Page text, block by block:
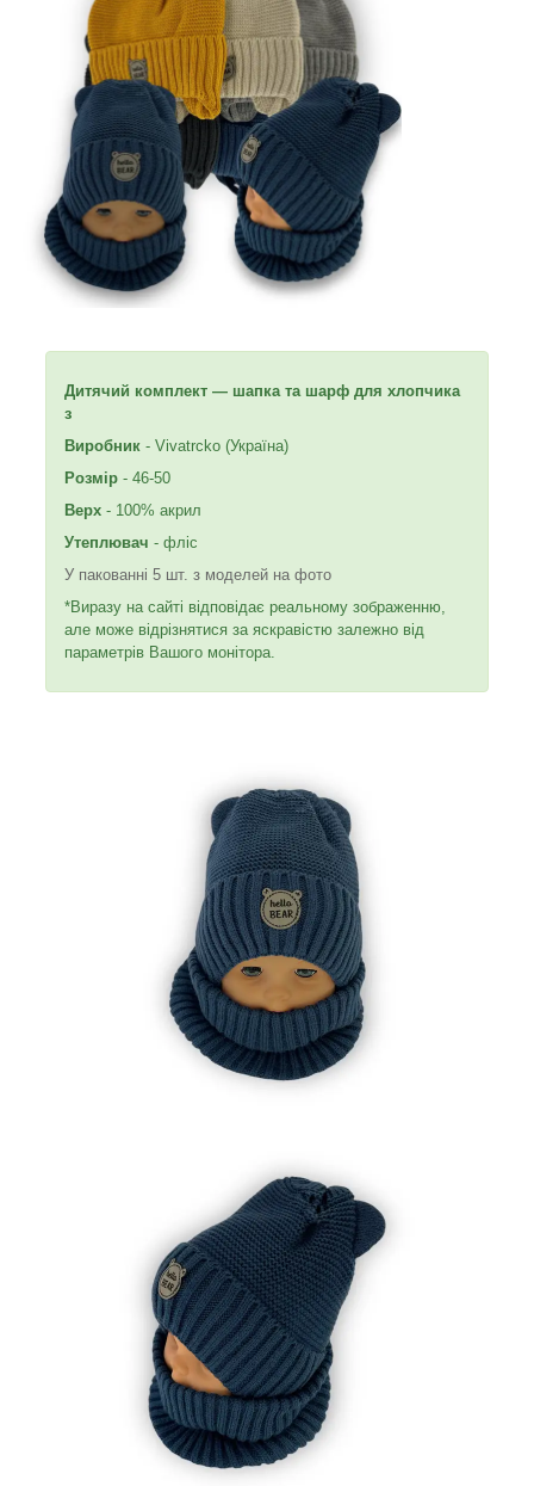
Дитячий комплект — шапка та шарф для хлопчика
з
Виробник - Vivatrcko (Україна)
Розмір - 46-50
Верх - 100% акрил
Утеплювач - фліс
У пакованні 5 шт. з моделей на фото
*Виразу на сайті відповідає реальному зображенню,
але може відрізнятися за яскравістю залежно від
параметрів Вашого монітора.